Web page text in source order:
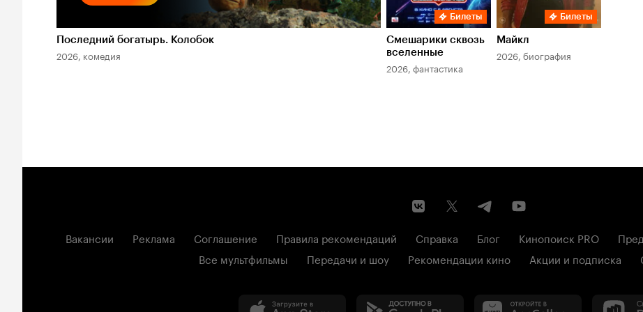
Последний богатырь. Колобок
2026, комедия
Билеты
Смешарики сквозь
вселенные
2026, фантастика
Билеты
Майкл
2026, биография
Вакансии Реклама Соглашение Правила рекомендаций Справка Блог Кинопоиск PRO
Все мультфильмы
Передачи и шоу Рекомендации кино Акции и подписка